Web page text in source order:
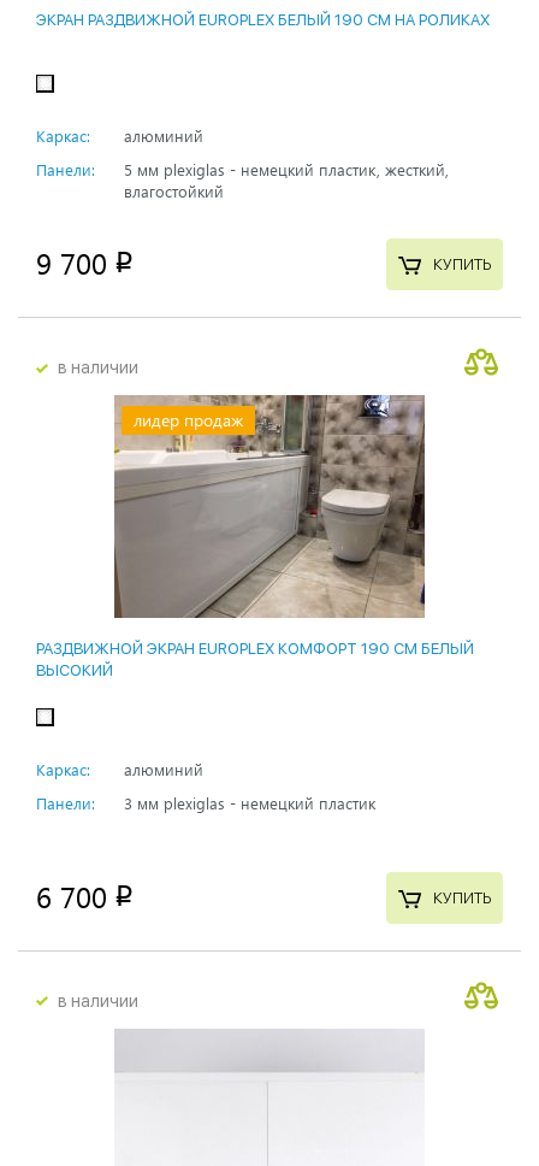
ЭКРАН РАЗДВИЖНОЙ EUROPLEX БЕЛЫЙ 190 СМ НА РОЛИКАХ
Каркас:
алюминий
Панели:
5 мм plexiglas - немецкий пластик, жесткий,
влагостойкий
9 700 p КУПИТЬ
в наличии
лидер продаж
РАЗДВИЖНОЙ ЭКРАН EUROPLEX КОМФОРТ 190 СМ БЕЛЫЙ
ВЫСОКИЙ
Каркас:
алюминий
Панели:
3 мм plexiglas - немецкий пластик
6 700 p КУПИТЬ
в наличии